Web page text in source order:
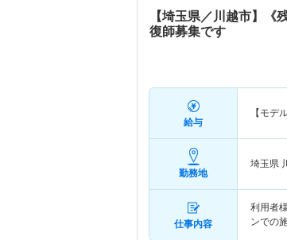
【埼玉県／川越市】
復師募集です
給与
【モデ
勤務地
埼玉県
仕事内容
利用者
ンでの